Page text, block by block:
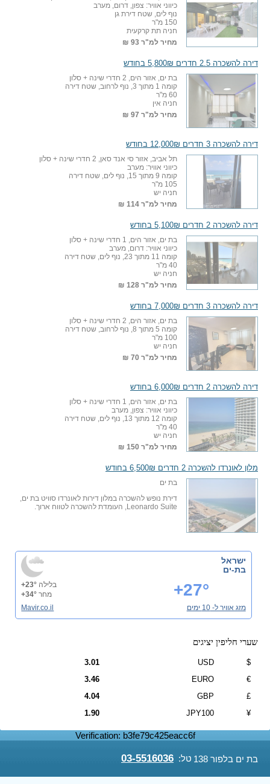
בת ים בלפור 138 טל: 03-5516036
כיווני אוויר: צפון, דרום, מערב
נוף לים, שטח דירת גן
150 מ"ר
חניה תת קרקעית
מחיר למ"ר 93 ₪
דירה להשכרה 2.5 חדרים 5,800₪ בחודש
בת ים, אזור הים, 2 חדרי שינה + סלון
קומה 1 מתוך 3, נוף לרחוב, שטח דירה
60 מ"ר
חניה אין
מחיר למ"ר 97 ₪
דירה להשכרה 3 חדרים 12,000₪ בחודש
תל אביב, אזור סי אנד סאן, 2 חדרי שינה + סלון
כיווני אוויר: מערב
קומה 9 מתוך 15, נוף לים, שטח דירה
105 מ"ר
חניה יש
מחיר למ"ר 114 ₪
דירה להשכרה 2 חדרים 5,100₪ בחודש
בת ים, אזור הים, 1 חדרי שינה + סלון
כיווני אוויר: דרום, מערב
קומה 11 מתוך 23, נוף לים, שטח דירה
40 מ"ר
חניה יש
מחיר למ"ר 128 ₪
דירה להשכרה 3 חדרים 7,000₪ בחודש
בת ים, אזור הים, 2 חדרי שינה + סלון
קומה 5 מתוך 8, נוף לרחוב, שטח דירה
100 מ"ר
חניה יש
מחיר למ"ר 70 ₪
דירה להשכרה 2 חדרים 6,000₪ בחודש
בת ים, אזור הים, 1 חדרי שינה + סלון
כיווני אוויר: צפון, מערב
קומה 12 מתוך 13, נוף לים, שטח דירה
40 מ"ר
חניה יש
מחיר למ"ר 150 ₪
מלון לאונרדו להשכרה 2 חדרים 6,500₪ בחודש
בת ים
דירת נופש להשכרה במלון דירות לאונרדו סוויט בת ים,
Leonardo Suite, העומדת להשכרה לטווח ארוך.
ישראל
בת-ים
+27° בלילה +23°
מחר +34°
מזג אוויר ל- 10 ימים
Mavir.co.il
שערי חליפין יציגים
$
USD
3.01
€
EURO
3.46
£
GBP
4.04
¥
JPY100
1.90
Verification: b3fe79c425eacc6f